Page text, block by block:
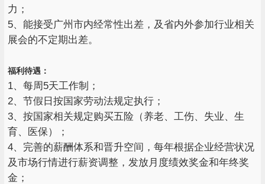
力；
5、能接受广州市内经常性出差，及省内外参加行业相关
展会的不定期出差。
福利待遇：
1、每周5天工作制；
2、节假日按国家劳动法规定执行；
3、按国家相关规定购买五险（养老、工伤、失业、生
育、医保）；
4、完善的薪酬体系和晋升空间，每年根据企业经营状况
及市场行情进行薪资调整，发放月度绩效奖金和年终奖
金；